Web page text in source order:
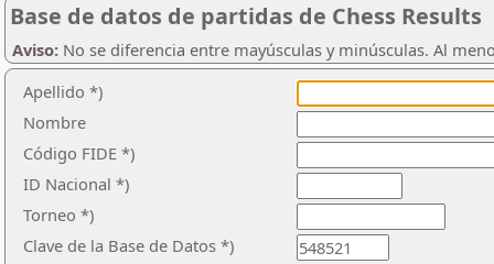
Base de datos de partidas de Chess Results
Aviso: No se diferencia entre mayúsculas y minúsculas. Al
Apellido *)
Nombre
Código FIDE *)
ID Nacional *)
Torneo *)
Clave de la Base de Datos *)